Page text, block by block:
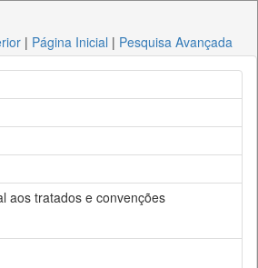
| Página Inicial | Pesquisa Avançada
aos tratados e convenções